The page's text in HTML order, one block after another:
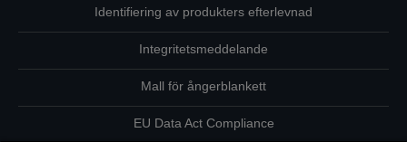
Identifiering av produkters efterlevnad
Integritetsmeddelande
Mall för ångerblankett
EU Data Act Compliance